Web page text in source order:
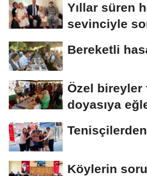
Yıllar süren
sevinciyle
Bereketli
Özel bireyler
doyasıya
Köylerin